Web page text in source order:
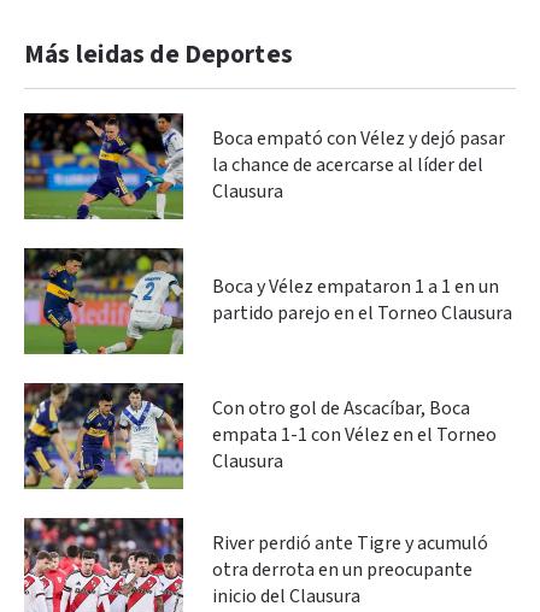
Más leidas de Deportes
Boca empató con Vélez y dejó pasar
la chance de acercarse al líder del
Clausura
Boca y Vélez empataron 1 a 1 en un
partido parejo en el Torneo Clausura
Con otro gol de Ascacíbar, Boca
empata 1-1 con Vélez en el Torneo
Clausura
River perdió ante Tigre y acumuló
otra derrota en un preocupante
inicio del Clausura